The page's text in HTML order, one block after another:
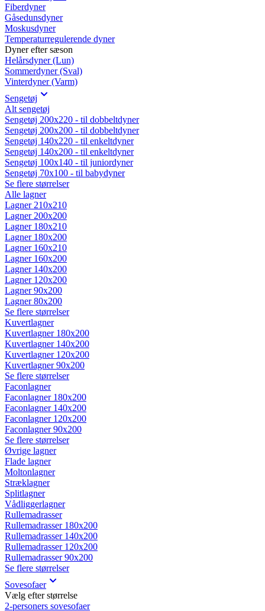
Fiberdyner
Gåsedunsdyner
Moskusdyner
Temperaturregulerende dyner
Dyner efter sæson
Helårsdyner (Lun)
Sommerdyner (Sval)
Vinterdyner (Varm)
Sengetøj
Alt sengetøj
Sengetøj 200x220 - til dobbeltdyner
Sengetøj 200x200 - til dobbeltdyner
Sengetøj 140x220 - til enkeltdyner
Sengetøj 140x200 - til enkeltdyner
Sengetøj 100x140 - til juniordyner
Sengetøj 70x100 - til babydyner
Se flere størrelser
Alle lagner
Lagner 210x210
Lagner 200x200
Lagner 180x210
Lagner 180x200
Lagner 160x210
Lagner 160x200
Lagner 140x200
Lagner 120x200
Lagner 90x200
Lagner 80x200
Se flere størrelser
Kuvertlagner
Kuvertlagner 180x200
Kuvertlagner 140x200
Kuvertlagner 120x200
Kuvertlagner 90x200
Se flere størrelser
Faconlagner
Faconlagner 180x200
Faconlagner 140x200
Faconlagner 120x200
Faconlagner 90x200
Se flere størrelser
Øvrige lagner
Flade lagner
Moltonlagner
Stræklagner
Splitlagner
Vådliggerlagner
Rullemadrasser
Rullemadrasser 180x200
Rullemadrasser 140x200
Rullemadrasser 120x200
Rullemadrasser 90x200
Se flere størrelser
Sovesofaer
Vælg efter størrelse
2-personers sovesofaer